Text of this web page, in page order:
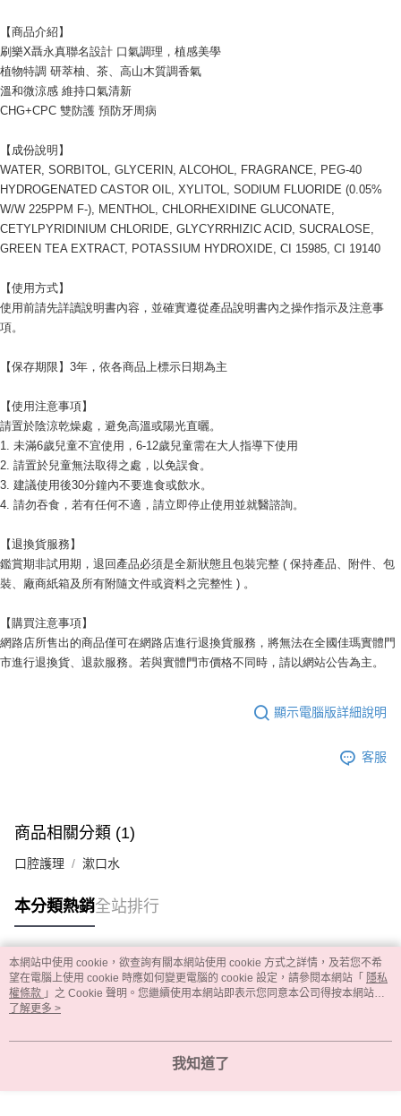
【商品介紹】
刷樂X聶永真聯名設計 口氣調理，植感美學
植物特調 研萃柚、茶、高山木質調香氣
溫和微涼感 維持口氣清新
CHG+CPC 雙防護 預防牙周病
【成份說明】
WATER, SORBITOL, GLYCERIN, ALCOHOL, FRAGRANCE, PEG-40
HYDROGENATED CASTOR OIL, XYLITOL, SODIUM FLUORIDE (0.05%
W/W 225PPM F-), MENTHOL, CHLORHEXIDINE GLUCONATE,
CETYLPYRIDINIUM CHLORIDE, GLYCYRRHIZIC ACID, SUCRALOSE,
GREEN TEA EXTRACT, POTASSIUM HYDROXIDE, CI 15985, CI 19140
【使用方式】
使用前請先詳讀說明書內容，並確實遵從產品說明書內之操作指示及注意事
項。
【保存期限】3年，依各商品上標示日期為主
【使用注意事項】
請置於陰涼乾燥處，避免高溫或陽光直曬。
1. 未滿6歲兒童不宜使用，6-12歲兒童需在大人指導下使用
2. 請置於兒童無法取得之處，以免誤食。
3. 建議使用後30分鐘內不要進食或飲水。
4. 請勿吞食，若有任何不適，請立即停止使用並就醫諮詢。
【退換貨服務】
鑑賞期非試用期，退回產品必須是全新狀態且包裝完整 ( 保持產品、附件、包
裝、廠商紙箱及所有附隨文件或資料之完整性 ) 。
【購買注意事項】
網路店所售出的商品僅可在網路店進行退換貨服務，將無法在全國佳瑪實體門
市進行退換貨、退款服務。若與實體門市價格不同時，請以網站公告為主。
顯示電腦版詳細說明
客服
商品相關分類 (1)
口腔護理 漱口水
本分類熱銷全站排行
熱門標籤
本網站中使用 cookie，欲查詢有關本網站使用 cookie 方式之詳情，及若您不希
望在電腦上使用 cookie 時應如何變更電腦的 cookie 設定，請參閱本網站「 隱私
權條款 」之 Cookie 聲明。您繼續使用本網站即表示您同意本公司得按本網站使
用條款之 Cookie 聲明使用 cookie。
了解更多 >
我知道了